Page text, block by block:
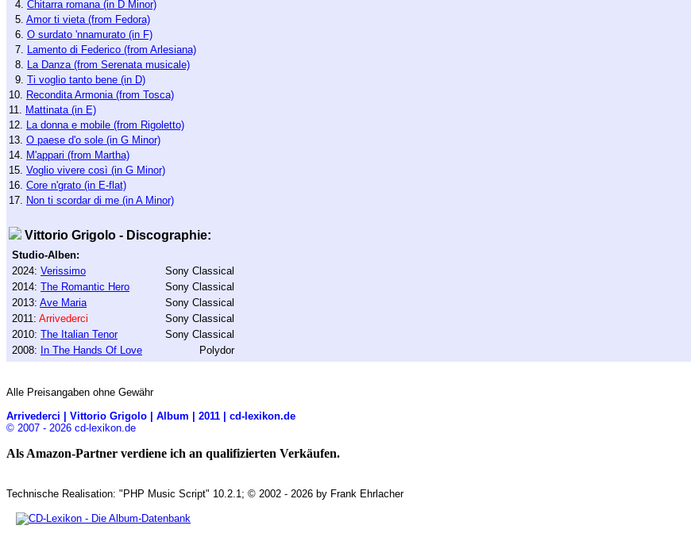
4. Chitarra romana (in D Minor)
5. Amor ti vieta (from Fedora)
6. O surdato 'nnamurato (in F)
7. Lamento di Federico (from Arlesiana)
8. La Danza (from Serenata musicale)
9. Ti voglio tanto bene (in D)
10. Recondita Armonia (from Tosca)
11. Mattinata (in E)
12. La donna e mobile (from Rigoletto)
13. O paese d'o sole (in G Minor)
14. M'appari (from Martha)
15. Voglio vivere così (in G Minor)
16. Core n'grato (in E-flat)
17. Non ti scordar di me (in A Minor)
Vittorio Grigolo - Discographie:
Studio-Alben:
2024: Verissimo
Sony Classical
2014: The Romantic Hero
Sony Classical
2013: Ave Maria
Sony Classical
2011: Arrivederci
Sony Classical
2010: The Italian Tenor
Sony Classical
2008: In The Hands Of Love Polydor
Alle Preisangaben ohne Gewähr
Arrivederci | Vittorio Grigolo | Album | 2011 | cd-lexikon.de
© 2007 - 2026 cd-lexikon.de
Als Amazon-Partner verdiene ich an qualifizierten Verkäufen.
Technische Realisation: "PHP Music Script" 10.2.1; © 2002 - 2026 by Frank Ehrlacher